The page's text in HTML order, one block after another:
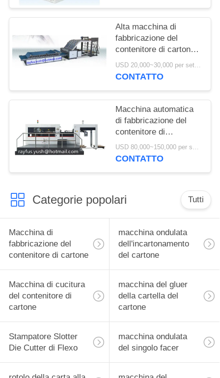
Alta macchina di
fabbricazione del
contenitore di cartone
della Tabella/macchina
di carta di superficie
USD 20,000~30,000 per set MOQ:1 insieme
CONTATTO
Macchina automatica
di fabbricazione del
contenitore di
cartone/macchina
tagliante letto piano
USD 80,000~150,000 per set MOQ:1 insieme
CONTATTO
Categorie popolari Tutti
Macchina di
fabbricazione del
contenitore di cartone
macchina ondulata
dell'incartonamento
del cartone
Macchina di cucitura
del contenitore di
cartone
macchina del gluer
della cartella del
cartone
Stampatore Slotter
Die Cutter di Flexo
macchina ondulata
del singolo facer